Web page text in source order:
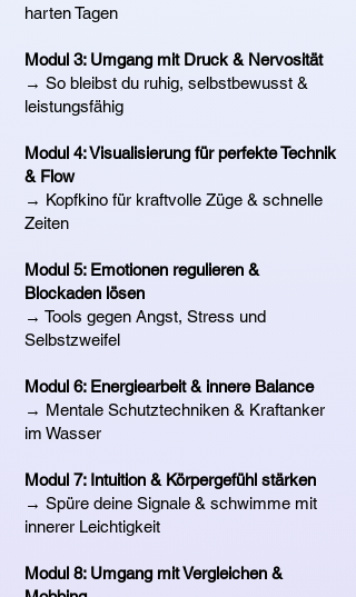
harten Tagen
Modul 3: Umgang mit Druck & Nervosität
→ So bleibst du ruhig, selbstbewusst &
leistungsfähig
Modul 4: Visualisierung für perfekte Technik
& Flow
→ Kopfkino für kraftvolle Züge & schnelle
Zeiten
Modul 5: Emotionen regulieren &
Blockaden lösen
→ Tools gegen Angst, Stress und
Selbstzweifel
Modul 6: Energiearbeit & innere Balance
→ Mentale Schutztechniken & Kraftanker
im Wasser
Modul 7: Intuition & Körpergefühl stärken
→ Spüre deine Signale & schwimme mit
innerer Leichtigkeit
Modul 8: Umgang mit Vergleichen &